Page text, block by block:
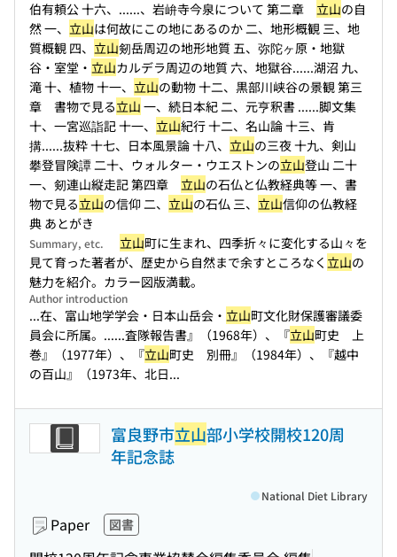
伯有頼公 十六、......、岩峅寺今泉について 第二章 立山の自
然 一、 立山は何故にこの地にあるのか 二、地形概観 三、地
質概観 四、 立山剱岳周辺の地形地質 五、弥陀ヶ原・地獄
谷・室堂・ 立山カルデラ周辺の地質 六、地獄谷......湖沼 九、
滝 十、植物 十一、 立山の動物 十二、黒部川峡谷の景観 第三
章 書物で見る立山 一、続日本紀 二、元亨釈書 ......脚文集
十、一宮巡詣記 十一、 立山紀行 十二、名山論 十三、肯
搆......抜粋 十七、日本風景論 十八、 立山の三夜 十九、剣山
攀登冒険譚 二十、ウォルター・ウエストンの立山登山 二十
一、剱連山縦走記 第四章 立山の石仏と仏教経典等 一、書
物で見る立山の信仰 二、 立山の石仏 三、 立山信仰の仏教経
典 あとがき
Summary, etc. 立山町に生まれ、四季折々に変化する山々を
見て育った著者が、歴史から自然まで余すところなく 立山の
魅力を紹介。カラー図版満載。
Author introduction
...在、富山地学学会・日本山岳会・ 立山町文化財保護審議委
員会に所属。......査隊報告書』（1968年）、『立山町史 上
巻』（1977年）、『立山町史 別冊』（1984年）、『越中
の百山』（1973年、北日...
富良野市立山部小学校開校120周
年記念誌
Paper 図書
National Diet Library